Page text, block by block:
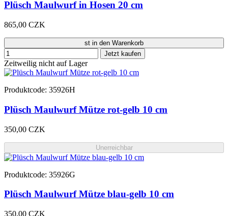
Plüsch Maulwurf in Hosen 20 cm
865,00 CZK
st in den Warenkorb
Jetzt kaufen
Zeitweilig nicht auf Lager
Produktcode: 35926H
Plüsch Maulwurf Mütze rot-gelb 10 cm
350,00 CZK
Unerreichbar
Produktcode: 35926G
Plüsch Maulwurf Mütze blau-gelb 10 cm
350,00 CZK